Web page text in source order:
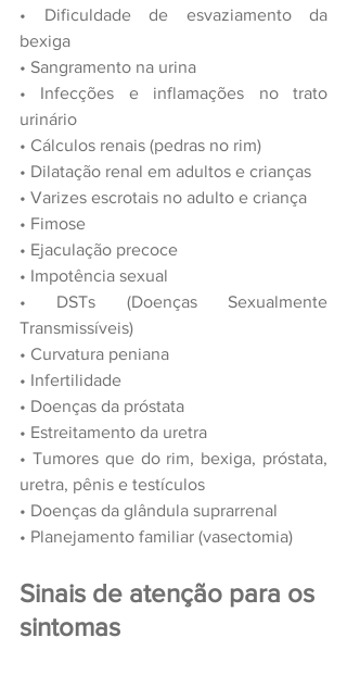
•
Dificuldade de esvaziamento da
bexiga
• Sangramento na urina
•
Infecções e inflamações no trato
urinário
• Cálculos renais (pedras no rim)
• Dilatação renal em adultos e crianças
• Varizes escrotais no adulto e criança
• Fimose
• Ejaculação precoce
• Impotência sexual
•
DSTs (Doenças Sexualmente
Transmissíveis)
• Curvatura peniana
• Infertilidade
• Doenças da próstata
• Estreitamento da uretra
• Tumores que do rim, bexiga, próstata,
uretra, pênis e testículos
• Doenças da glândula suprarrenal
• Planejamento familiar (vasectomia)
Sinais de atenção para os
sintomas